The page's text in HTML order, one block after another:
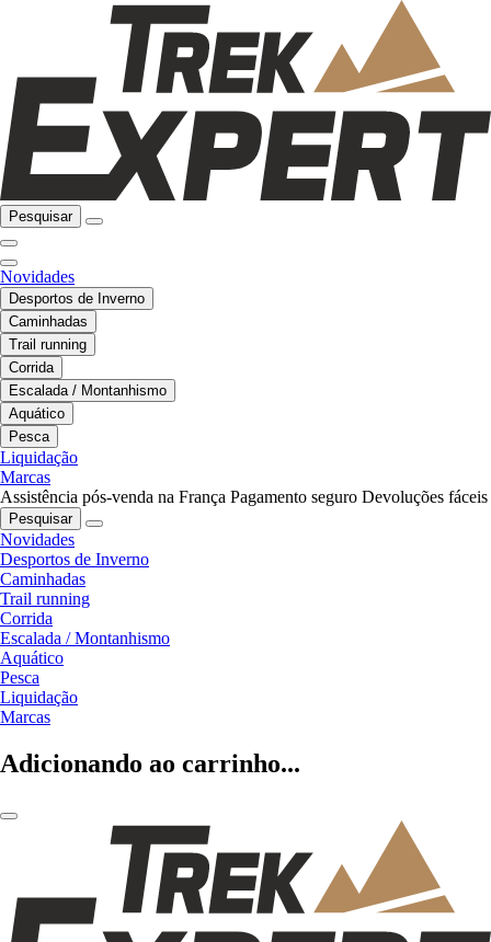
Pesquisar
Novidades
Desportos de Inverno
Caminhadas
Trail running
Corrida
Escalada / Montanhismo
Aquático
Pesca
Liquidação
Marcas
Assistência pós-venda na França Pagamento seguro Devoluções fáceis
Pesquisar
Novidades
Desportos de Inverno
Caminhadas
Trail running
Corrida
Escalada / Montanhismo
Aquático
Pesca
Liquidação
Marcas
Adicionando ao carrinho...